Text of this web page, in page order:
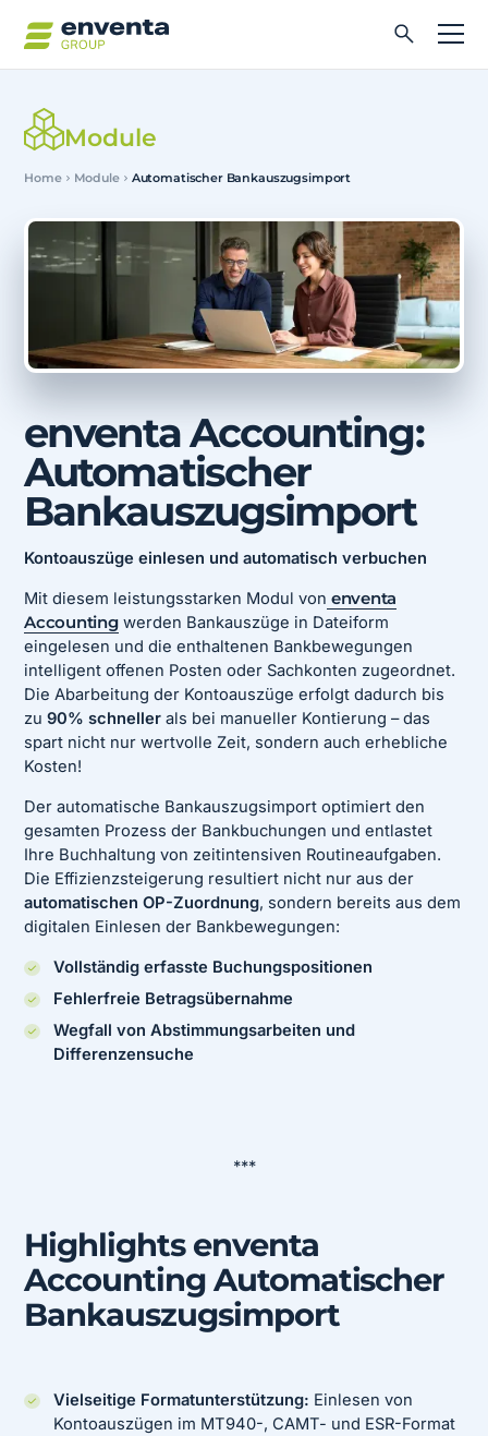
Module
Home Module Automatischer Bankauszugsimport
enventa Accounting:
Automatischer
Bankauszugsimport
Kontoauszüge einlesen und automatisch verbuchen
Mit diesem leistungsstarken Modul von enventa
Accountingwerden Bankauszüge in Dateiform
eingelesen und die enthaltenen Bankbewegungen
intelligent offenen Posten oder Sachkonten zugeordnet.
Die Abarbeitung der Kontoauszüge erfolgt dadurch bis
zu90% schneller als bei manueller Kontierung – das
spart nicht nur wertvolle Zeit, sondern auch erhebliche
Kosten!
Der automatische Bankauszugsimport optimiert den
gesamten Prozess der Bankbuchungen und entlastet
Ihre Buchhaltung von zeitintensiven Routineaufgaben.
Die Effizienzsteigerung resultiert nicht nur aus der
automatischen OP-Zuordnung, sondern bereits aus dem
digitalen Einlesen der Bankbewegungen:
Vollständig erfasste Buchungspositionen
Fehlerfreie Betragsübernahme
Wegfall von Abstimmungsarbeiten und
Differenzensuche
***
Highlights enventa
Accounting Automatischer
Bankauszugsimport
Vielseitige Formatunterstützung: Einlesen von
Kontoauszügen im MT940-, CAMT- und ESR-Format